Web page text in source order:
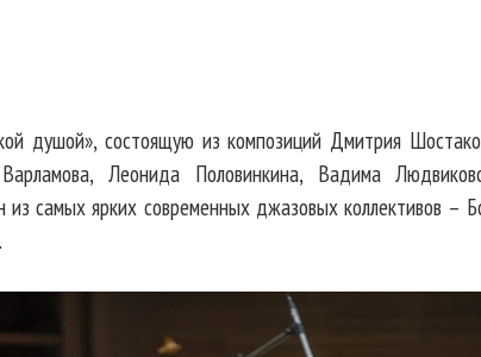
душой», состоящую из композиций Дмитрия
Леонида Половинкина, Вадима
из самых ярких современных джазовых коллективов –